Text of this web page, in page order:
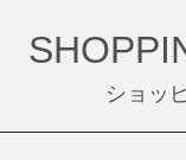
ショッ